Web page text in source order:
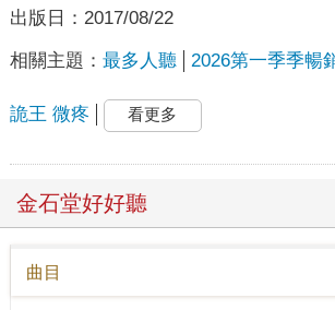
出版日： 2017/08/22
相關主題： 最多人聽 2026第一季季暢
詭王 微疼 看更多
金石堂好好聽
曲目